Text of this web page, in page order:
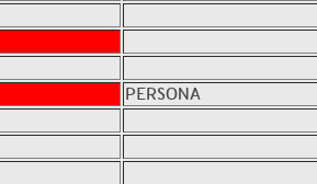
PERSONA